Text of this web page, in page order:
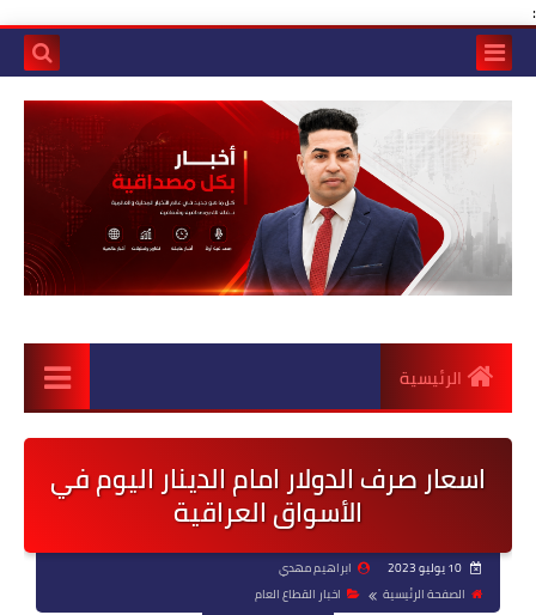
:
الرئيسية
اسعار صرف الدولار امام الدينار اليوم في
الأسواق العراقية
10 يوليو 2023
ابراهيم مهدي
الصفحة الرئيسية
اخبار القطاع العام